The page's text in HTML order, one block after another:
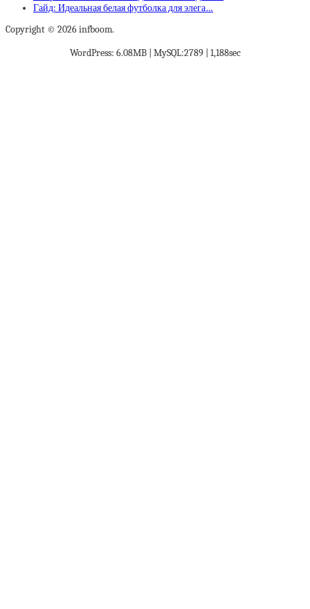
Гайд: Идеальная белая футболка для элега…
Copyright © 2026 infboom.
WordPress: 6.08MB | MySQL:2789 | 1,188sec